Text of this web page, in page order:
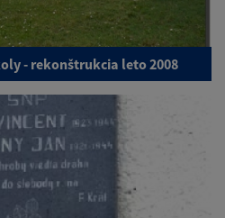
- rekonštrukcia leto 2008